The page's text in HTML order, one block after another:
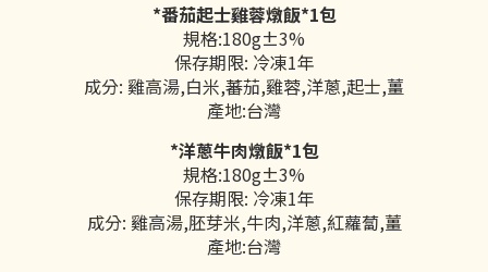
*番茄起士雞蓉燉飯*1包
規格:180g±3%
保存期限: 冷凍1年
成分: 雞高湯,白米,蕃茄,雞蓉,洋蔥,起士,薑
產地:台灣
*洋蔥牛肉燉飯*1包
規格:180g±3%
保存期限: 冷凍1年
成分: 雞高湯,胚芽米,牛肉,洋蔥,紅蘿蔔,薑
產地:台灣